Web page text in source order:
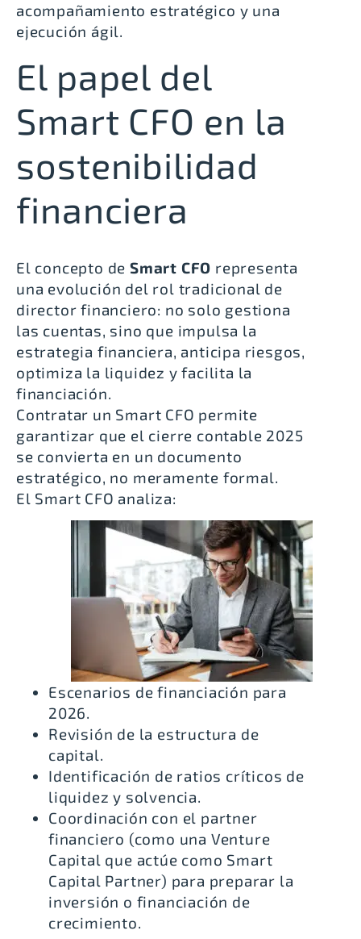
acompañamiento estratégico y una
ejecución ágil.
El papel del
Smart CFO en la
sostenibilidad
financiera
El concepto de Smart CFO representa
una evolución del rol tradicional de
director financiero: no solo gestiona
las cuentas, sino que impulsa la
estrategia financiera, anticipa riesgos,
optimiza la liquidez y facilita la
financiación.
Contratar un Smart CFO permite
garantizar que el cierre contable 2025
se convierta en un documento
estratégico, no meramente formal.
El Smart CFO analiza:
Escenarios de financiación para
2026.
Revisión de la estructura de
capital.
Identificación de ratios críticos de
liquidez y solvencia.
Coordinación con el partner
financiero (como una Venture
Capital que actúe como Smart
Capital Partner) para preparar la
inversión o financiación de
crecimiento.